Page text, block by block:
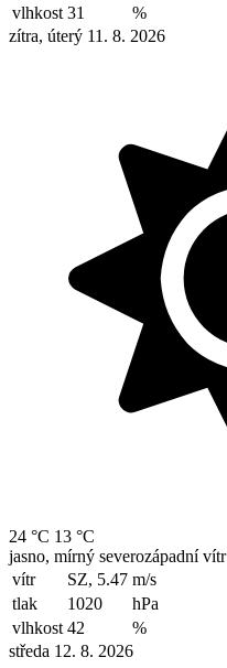
vlhkost 31
%
zítra, úterý 11. 8. 2026
24 °C 13 °C
jasno, mírný severozápadní vítr
vítr
SZ, 5.47 m/s
tlak
1020
hPa
vlhkost 42
%
středa 12. 8. 2026